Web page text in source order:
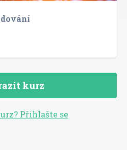
kurz
Přihlašte se